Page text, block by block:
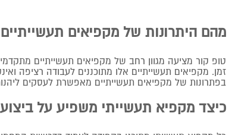
מהם היתרונות של מקפיאים
טופ קור מציעה מגוון רחב של מקפיאים תעשייתיים
זמן. מקפיאים תעשייתיים אלו מתוכננים לעבודה רציפה
בפתרונות של מקפיאים תעשייתיים מאפשרת לעסקים
כיצד מקפיא תעשייתי משפיע על